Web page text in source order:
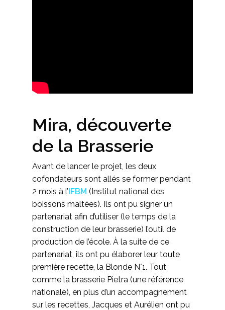
Mira, découverte
de la Brasserie
Avant de lancer le projet, les deux
cofondateurs sont allés se former pendant
2 mois à l’IFBM (Institut national des
boissons maltées). Ils ont pu signer un
partenariat afin d’utiliser (le temps de la
construction de leur brasserie) l’outil de
production de l’école. À la suite de ce
partenariat, ils ont pu élaborer leur toute
première recette, la Blonde N°1. Tout
comme la brasserie Pietra (une référence
nationale), en plus d’un accompagnement
sur les recettes, Jacques et Aurélien ont pu